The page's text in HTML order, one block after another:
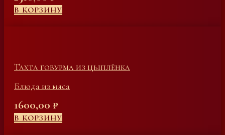
В КОРЗИНУ
Тахта говурма из цыплёнка
Блюда из мяса
1600,00 ₽
В КОРЗИНУ